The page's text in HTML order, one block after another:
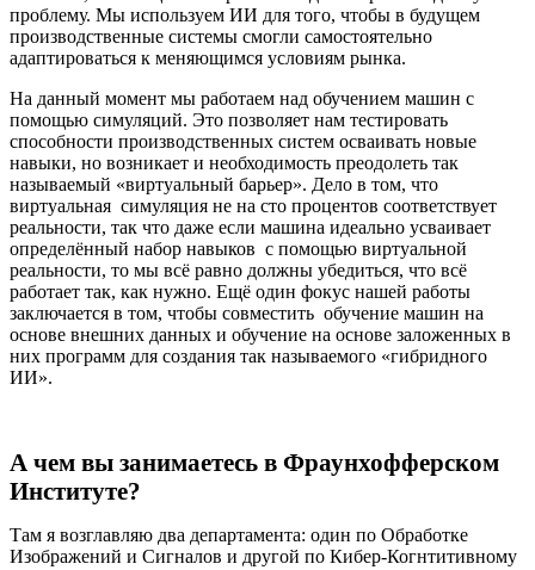
проблему. Мы используем ИИ для того, чтобы в будущем
производственные системы смогли самостоятельно
адаптироваться к меняющимся условиям рынка.
На данный момент мы работаем над обучением машин с
помощью симуляций. Это позволяет нам тестировать
способности производственных систем осваивать новые
навыки, но возникает и необходимость преодолеть так
называемый «виртуальный барьер». Дело в том, что
виртуальная симуляция не на сто процентов соответствует
реальности, так что даже если машина идеально усваивает
определённый набор навыков с помощью виртуальной
реальности, то мы всё равно должны убедиться, что всё
работает так, как нужно. Ещё один фокус нашей работы
заключается в том, чтобы совместить обучение машин на
основе внешних данных и обучение на основе заложенных в
них программ для создания так называемого «гибридного
ИИ».
А чем вы занимаетесь в Фраунхофферском
Институте?
Там я возглавляю два департамента: один по Обработке
Изображений и Сигналов и другой по Кибер-Когнтитивному